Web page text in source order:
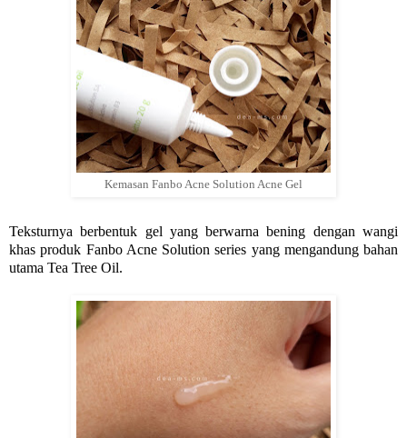
Kemasan Fanbo Acne Solution Acne Gel
Teksturnya berbentuk gel yang berwarna bening dengan wangi
khas produk Fanbo Acne Solution series yang mengandung bahan
utama Tea Tree Oil.